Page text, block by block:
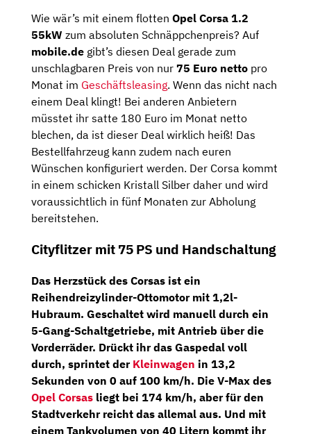
Wie wär’s mit einem flotten Opel Corsa 1.2
55kW zum absoluten Schnäppchenpreis? Auf
mobile.de gibt’s diesen Deal gerade zum
unschlagbaren Preis von nur 75 Euro netto pro
Monat im Geschäftsleasing. Wenn das nicht nach
einem Deal klingt! Bei anderen Anbietern
müsstet ihr satte 180 Euro im Monat netto
blechen, da ist dieser Deal wirklich heiß! Das
Bestellfahrzeug kann zudem nach euren
Wünschen konfiguriert werden. Der Corsa kommt
in einem schicken Kristall Silber daher und wird
voraussichtlich in fünf Monaten zur Abholung
bereitstehen.
Cityflitzer mit 75 PS und Handschaltung
Das Herzstück des Corsas ist ein
Reihendreizylinder-Ottomotormit 1,2l-
Hubraum. Geschaltet wird manuell durch ein
5-Gang-Schaltgetriebe, mit Antrieb über die
Vorderräder. Drückt ihr das Gaspedal voll
durch, sprintet der Kleinwagen in 13,2
Sekunden von 0 auf 100 km/h. Die V-Max des
Opel Corsas liegt bei 174 km/h, aber für den
Stadtverkehr reicht das allemal aus. Und mit
einem Tankvolumen von 40 Litern kommt ihr